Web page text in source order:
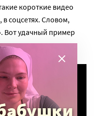
короткие видео
соцсетях. Словом,
Вот удачный пример